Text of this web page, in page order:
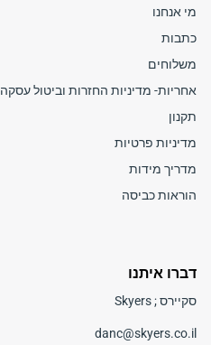
מי אנחנו
כתבות
משלוחים
אחריות- מדיניות החזרות וביטול עסקה
תקנון
מדיניות פרטיות
מדריך מידות
הוראות כביסה
דברו איתנו
סקיירס ; Skyers
danc@skyers.co.il